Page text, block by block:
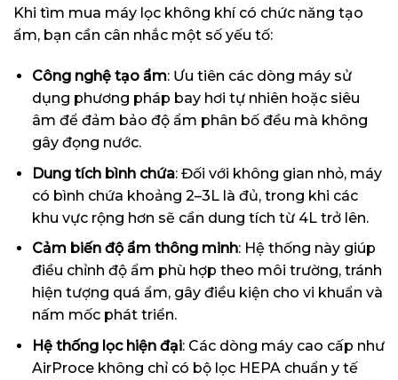
Khi tìm mua máy lọc không khí có chức năng tạo
ẩm, bạn cần cân nhắc một số yếu tố:
Công nghệ tạo ẩm: Ưu tiên các dòng máy sử
dụng phương pháp bay hơi tự nhiên hoặc siêu
âm để đảm bảo độ ẩm phân bố đều mà không
gây đọng nước.
Dung tích bình chứa: Đối với không gian nhỏ, máy
có bình chứa khoảng 2–3L là đủ, trong khi các
khu vực rộng hơn sẽ cần dung tích từ 4L trở lên.
Cảm biến độ ẩm thông minh: Hệ thống này giúp
điều chỉnh độ ẩm phù hợp theo môi trường, tránh
hiện tượng quá ẩm, gây điều kiện cho vi khuẩn và
nấm mốc phát triển.
Hệ thống lọc hiện đại: Các dòng máy cao cấp như
AirProce không chỉ có bộ lọc HEPA chuẩn y tế